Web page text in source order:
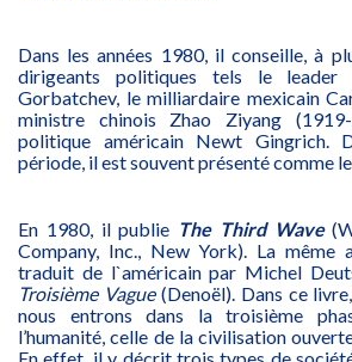
Dans les années 1980, il conseille, à
dirigeants politiques tels le leader
Gorbatchev, le milliardaire mexicain
ministre chinois Zhao Ziyang
politique américain Newt Gingrich.
période, il est souvent présenté comme
En 1980, il publie The Third Wave
Company, Inc., New York). La même
traduit de l`américain par Michel
Troisième Vague(Denoël). Dans ce
nous entrons dans la troisième
l’humanité, celle de la civilisation